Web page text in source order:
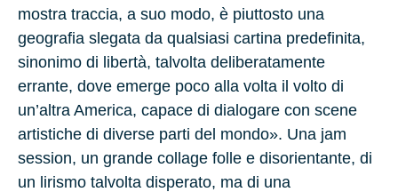
mostra traccia, a suo modo, è piuttosto una
geografia slegata da qualsiasi cartina predefinita,
sinonimo di libertà, talvolta deliberatamente
errante, dove emerge poco alla volta il volto di
un’altra America, capace di dialogare con scene
artistiche di diverse parti del mondo». Una jam
session, un grande collage folle e disorientante, di
un lirismo talvolta disperato, ma di una